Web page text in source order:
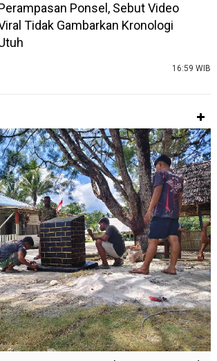
Ponsel, Sebut Video
Tidak Gambarkan Kronologi
16:59 WIB